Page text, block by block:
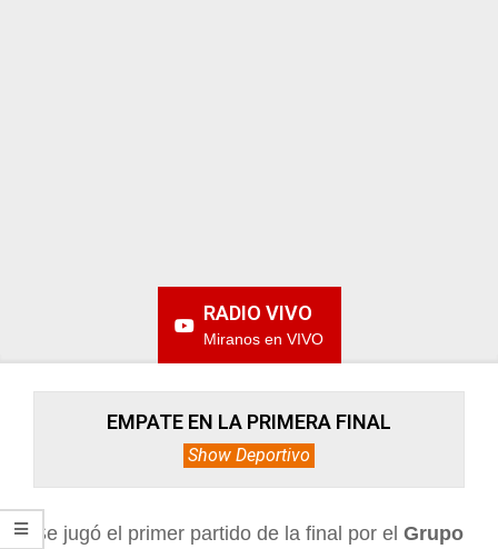
RADIO VIVO
Miranos en VIVO
EMPATE EN LA PRIMERA FINAL
Show Deportivo
Se jugó el primer partido de la final por el Grupo